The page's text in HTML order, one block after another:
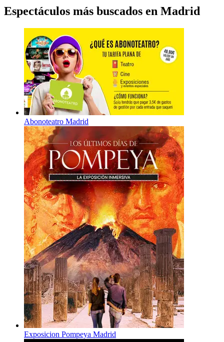
Espectáculos más buscados en Madrid
Abonoteatro Madrid
Exposicion Pompeya Madrid